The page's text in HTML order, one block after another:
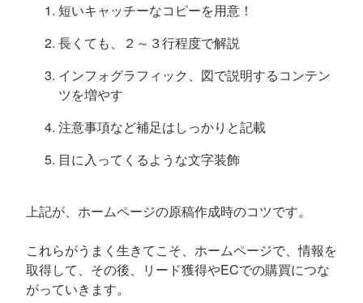
短いキャッチーなコピーを用意！
長くても、２～３行程度で解説
インフォグラフィック、図で説明するコンテン
ツを増やす
注意事項など補足はしっかりと記載
目に入ってくるような文字装飾
上記が、ホームページの原稿作成時のコツです。
これらがうまく生きてこそ、ホームページで、情報を
取得して、その後、リード獲得やECでの購買につな
がっていきます。